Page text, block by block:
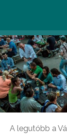
A legutóbb a